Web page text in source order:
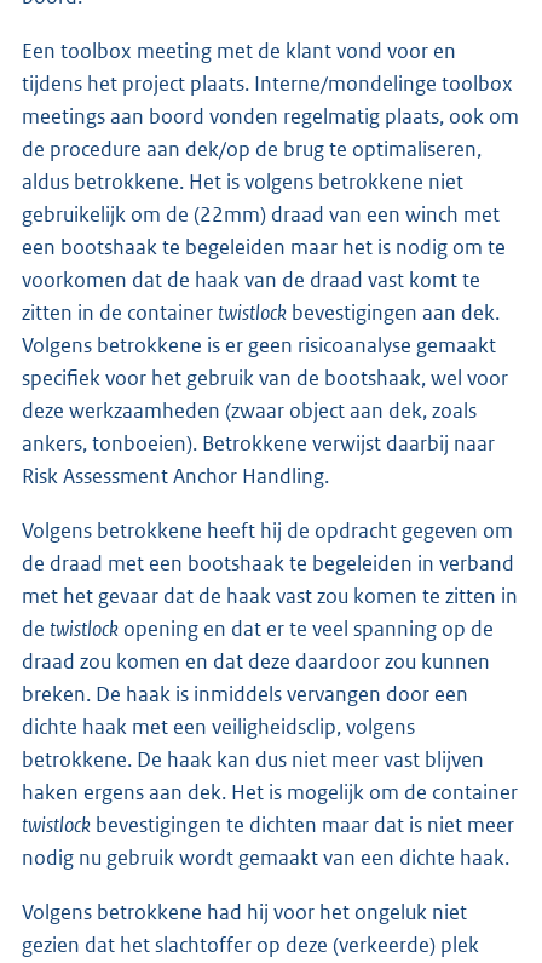
Een toolbox meeting met de klant vond voor en
tijdens het project plaats. Interne/mondelinge toolbox
meetings aan boord vonden regelmatig plaats, ook om
de procedure aan dek/op de brug te optimaliseren,
aldus betrokkene. Het is volgens betrokkene niet
gebruikelijk om de (22mm) draad van een winch met
een bootshaak te begeleiden maar het is nodig om te
voorkomen dat de haak van de draad vast komt te
zitten in de containertwistlock bevestigingen aan dek.
Volgens betrokkene is er geen risicoanalyse gemaakt
specifiek voor het gebruik van de bootshaak, wel voor
deze werkzaamheden (zwaar object aan dek, zoals
ankers, tonboeien). Betrokkene verwijst daarbij naar
Risk Assessment Anchor Handling.
Volgens betrokkene heeft hij de opdracht gegeven om
de draad met een bootshaak te begeleiden in verband
met het gevaar dat de haak vast zou komen te zitten in
de twistlock opening en dat er te veel spanning op de
draad zou komen en dat deze daardoor zou kunnen
breken. De haak is inmiddels vervangen door een
dichte haak met een veiligheidsclip, volgens
betrokkene. De haak kan dus niet meer vast blijven
haken ergens aan dek. Het is mogelijk om de container
twistlock bevestigingen te dichten maar dat is niet meer
nodig nu gebruik wordt gemaakt van een dichte haak.
Volgens betrokkene had hij voor het ongeluk niet
gezien dat het slachtoffer op deze (verkeerde) plek